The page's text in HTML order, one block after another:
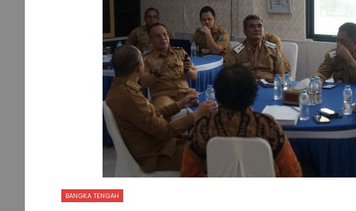
BANGKA TENGAH